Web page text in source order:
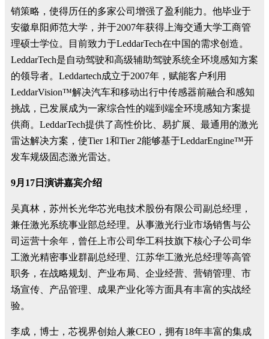
销策略，使得历任的多家公司增强了盈利能力。他毕业于
安徽阜阳师范大学，并于2007年获得上海交通大学工商管
理硕士学位。目前致力于LeddarTech在中国的需求创造。
LeddarTech是自动驾驶和高级辅助驾驶系统全环境感知方案
的领导者。Leddartech成立于2007年，赋能客户利用
LeddarVision™解决汽车和移动出行中传感器前融合和感知
挑战，已发展成为一家综合性的端到端全环境感知方案提
供商。LeddarTech提供了高性价比、易扩展、最通用的激光
雷达解决方案，使Tier 1和Tier 2能够基于LeddarEngine™开
发车规级固态激光雷达。
9月17日演讲嘉宾介绍
吴真林，苏州长光华芯光电技术股份有限公司副总经理，
兼任激光系统事业部总经理。从事激光行业市场销售与公
司运营十余年，曾任上市公司华工科技旗下核心子公司华
工激光精密事业群副总经理、江苏华工激光总经理等高管
职务，在战略规划、产业布局、企业经营、营销管理、市
场宣传、产品管理、成果产业化等方面具有丰富的实战经
验。
李成，博士，芯视界创始人兼CEO，拥有18年丰富的集成